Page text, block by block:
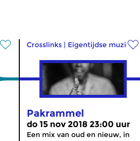
Crosslinks | Eigentijdse muziek
Pakrammel
do 15 nov 2018 23:00 uur
Een mix van oud en nieuw, in